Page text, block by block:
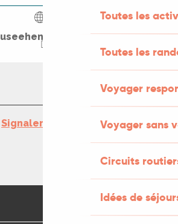
Toutes les
Toutes les
Voyager
Voyager sans
Circuits
Idées de
Signaler une erreur